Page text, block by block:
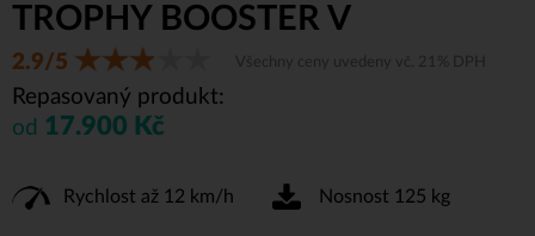
TROPHY BOOSTER V
2.9/5 Všechny ceny uvedeny vč. 21% DPH
Repasovaný produkt:
od 17.900 Kč
Rychlost až 12 km/h Nosnost 125 kg